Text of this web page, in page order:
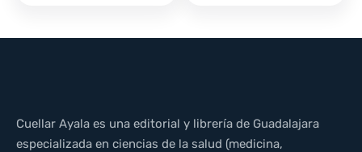
Cuellar Ayala es una editorial y librería de Guadalajara
especializada en ciencias de la salud (medicina,